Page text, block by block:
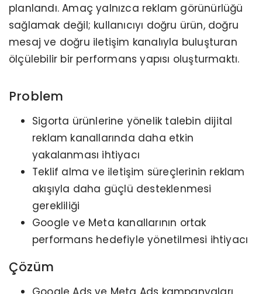
planlandı. Amaç yalnızca reklam görünürlüğü
sağlamak değil; kullanıcıyı doğru ürün, doğru
mesaj ve doğru iletişim kanalıyla buluşturan
ölçülebilir bir performans yapısı oluşturmaktı.
Problem
Sigorta ürünlerine yönelik talebin dijital
reklam kanallarında daha etkin
yakalanması ihtiyacı
Teklif alma ve iletişim süreçlerinin reklam
akışıyla daha güçlü desteklenmesi
gerekliliği
Google ve Meta kanallarının ortak
performans hedefiyle yönetilmesi ihtiyacı
Çözüm